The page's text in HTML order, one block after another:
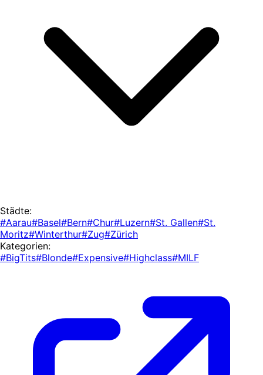
Städte:
#Aarau#Basel#Bern#Chur#Luzern#St. Gallen#St.
Moritz#Winterthur#Zug#Zürich
Kategorien:
#BigTits#Blonde#Expensive#Highclass#MILF